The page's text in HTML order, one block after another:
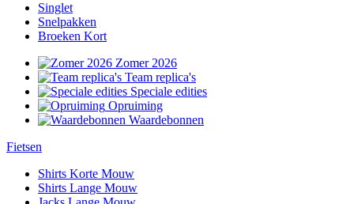
Singlet
Snelpakken
Broeken Kort
Zomer 2026
Team replica's
Speciale edities
Opruiming
Waardebonnen
Fietsen
Shirts Korte Mouw
Shirts Lange Mouw